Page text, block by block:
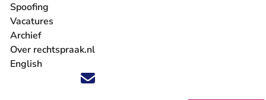
Volg ons op X (Twitter) - U verlaat Rechtspraak.nl
Volg ons op Facebook - U verlaat Rechtspraak.nl
Volg ons op Instagram - U verlaat Rechtspraak.nl
Volg ons op Youtube - U verlaat Rechtspraak.nl
Volg ons op LinkedIn - U verlaat
'Blijf op de hoogte' nieuwsbrief - U verlaat
Spoofing
Vacatures
- U verlaat Rechtspraak.nl
Archief
Over rechtspraak.nl
English